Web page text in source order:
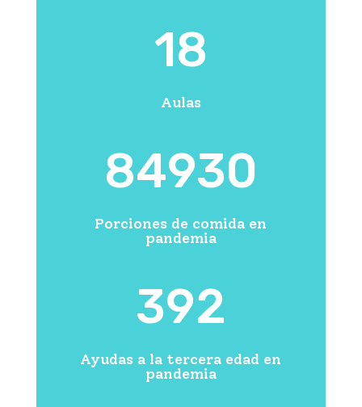
18
Aulas
84930
Porciones de comida en
pandemia
392
Ayudas a la tercera edad en
pandemia